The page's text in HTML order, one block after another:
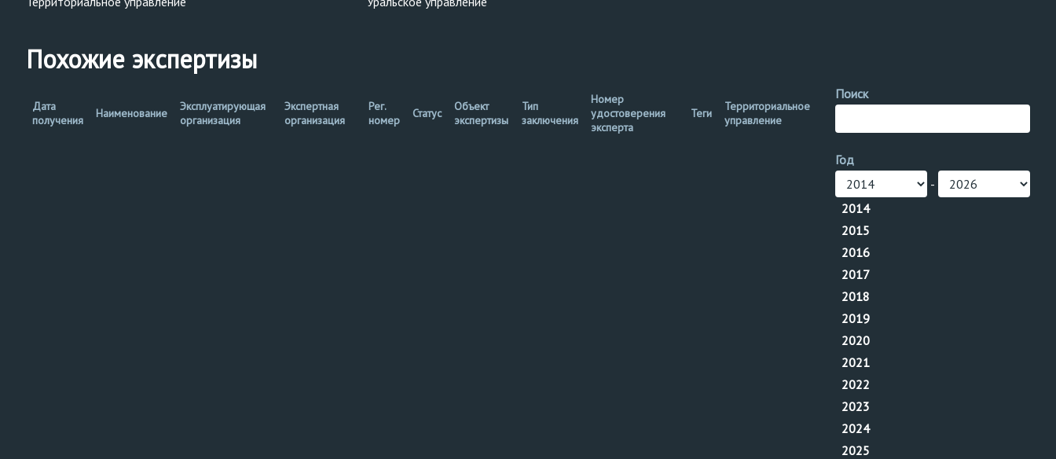
Похожие экспертизы
Дата
получения
Наименование
Эксплуатирующая
организация
Экспертная
организация
Рег.
номер
Статус
Объект
экспертизы
Тип
заключения
Номер
удостоверения
эксперта
Теги
Территориальное
управление
Поиск
Год
-
2014
2015
2016
2017
2018
2019
2020
2021
2022
2023
2024
2025